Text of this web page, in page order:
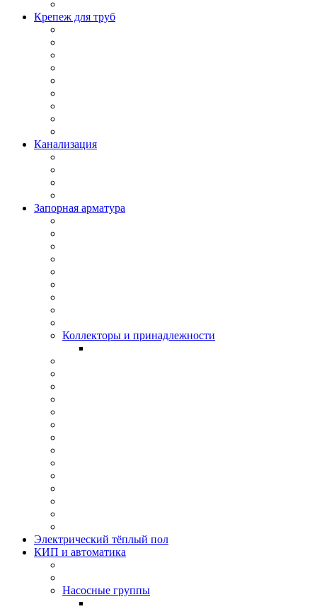
Крепеж для труб
Канализация
Запорная арматура
Коллекторы и принадлежности
Электрический тёплый пол
КИП и автоматика
Насосные группы